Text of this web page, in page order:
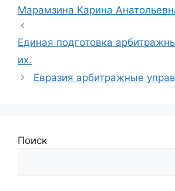
Марамзина Карина
Единая подготовка
их.
Евразия арбитражные
Поиск